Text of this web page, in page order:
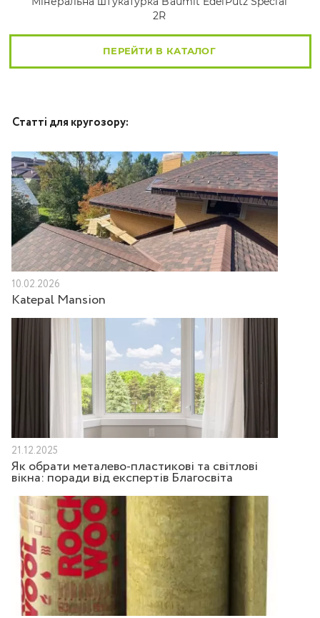
2R
ПЕРЕЙТИ В КАТАЛОГ
Статті для кругозору:
10.02.2026
Katepal Mansion
21.12.2025
Як обрати металево-пластикові та світлові
вікна: поради від експертів Благосвіта